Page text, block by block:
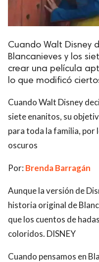
Cuando Walt Disney
Blancanieves y los
crear una película
lo que modificó
Cuando Walt Disney
siete enanitos, su
para toda la familia,
oscuros
Por: Brenda Barragán
Aunque la versión de
historia original de
que los cuentos de
coloridos. DISNEY
Cuando pensamos en